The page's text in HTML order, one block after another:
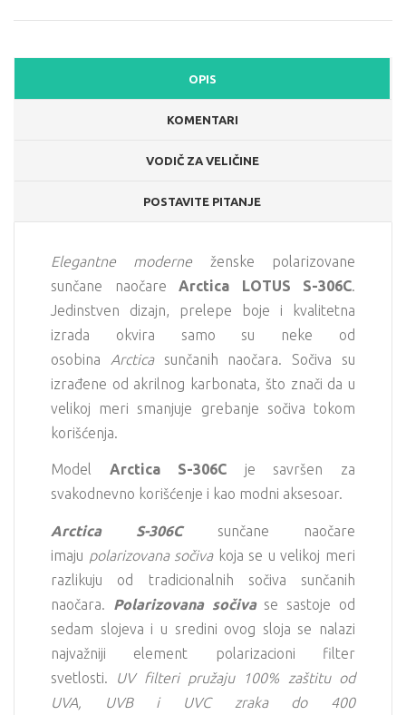
OPIS
KOMENTARI
VODIČ ZA VELIČINE
POSTAVITE PITANJE
Elegantne moderne ženske polarizovane
sunčane naočare Arctica LOTUS S-306C.
Jedinstven dizajn, prelepe boje i kvalitetna
izrada okvira samo su neke od
osobina Arcticasunčanih naočara. Sočiva su
izrađene od akrilnog karbonata, što znači da u
velikoj meri smanjuje grebanje sočiva tokom
korišćenja.
Model Arctica S-306C je savršen za
svakodnevno korišćenje i kao modni aksesoar.
Arctica S-306Csunčane naočare
imaju polarizovana sočivakoja se u velikoj meri
razlikuju od tradicionalnih sočiva sunčanih
naočara. Polarizovana sočivase sastoje od
sedam slojeva i u sredini ovog sloja se nalazi
najvažniji element polarizacioni filter
svetlosti. UV filteri pružaju 100% zaštitu od
UVA, UVB i UVC zraka do 400